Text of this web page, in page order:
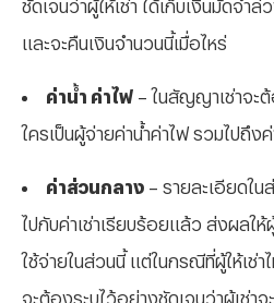
และจะคืนเงินจำนวนนี้เมื่อไหร่
ค่าน้ำ ค่าไฟ – ในสัญญาเช่าจะ
ใครเป็นผู้จ่ายค่าน้ำค่าไฟ รวมไปถึง
ค่าส่วนกลาง – รายละเอียดใน
ไปกับค่าเช่าเรียบร้อยแล้ว ส่งผลใ
ใช้จ่ายในส่วนนี้ แต่ในกรณีที่ผู้ให้เช่า
จะต้องระบุไว้อย่างชัดเจนว่าผู้เช่า